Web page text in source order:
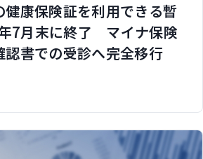
健康保険証を利用できる暫
7月末に終了 マイナ保険
書での受診へ完全移行